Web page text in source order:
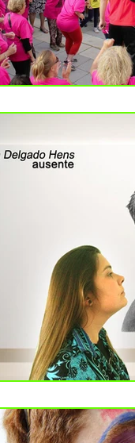
escénicas y
Transmutaciones
de lectura